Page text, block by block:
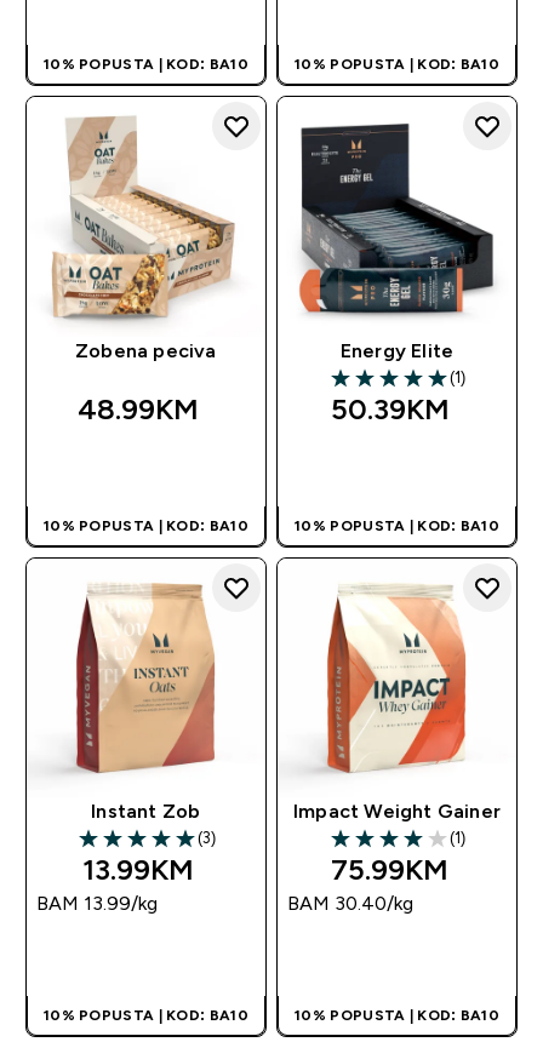
10% POPUSTA | KOD: BA10 10% POPUSTA | KOD: BA10
Zobena peciva
48.99KM‎
10% POPUSTA | KOD: BA10
Energy Elite
5 out of 5 stars
(1)
50.39KM‎
10% POPUSTA | KOD: BA10
Instant Zob
5 out of 5 stars
(3)
13.99KM‎
BAM 13.99‎/kg
10% POPUSTA | KOD: BA10
Impact Weight Gainer
4 out of 5 stars
(1)
75.99KM‎
BAM 30.40‎/kg
10% POPUSTA | KOD: BA10